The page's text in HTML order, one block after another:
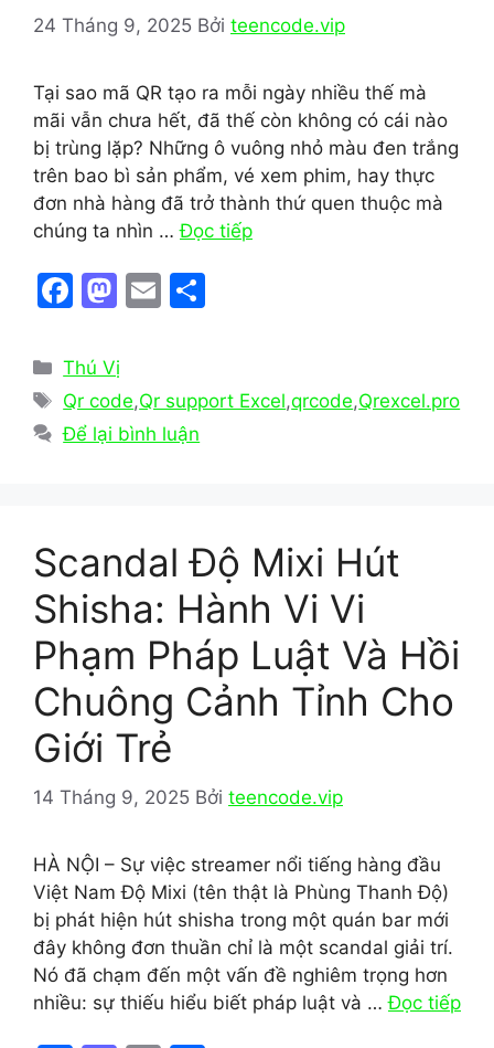
24 Tháng 9, 2025 Bởi teencode.vip
Tại sao mã QR tạo ra mỗi ngày nhiều thế mà
mãi vẫn chưa hết, đã thế còn không có cái nào
bị trùng lặp? Những ô vuông nhỏ màu đen trắng
trên bao bì sản phẩm, vé xem phim, hay thực
đơn nhà hàng đã trở thành thứ quen thuộc mà
chúng ta nhìn …Đọc tiếp
F
c
e
b
M
st
o
d
E
l
e
Danh
mục
Thú Vị
Thẻ
Qr code,Qr support Excel,qrcode,Qrexcel.pro
Để lại bình luận
Scandal Độ Mixi Hút
Shisha: Hành Vi Vi
Phạm Pháp Luật Và Hồi
Chuông Cảnh Tỉnh Cho
Giới Trẻ
14 Tháng 9, 2025 Bởi teencode.vip
HÀ NỘI – Sự việc streamer nổi tiếng hàng đầu
Việt Nam Độ Mixi (tên thật là Phùng Thanh Độ)
bị phát hiện hút shisha trong một quán bar mới
đây không đơn thuần chỉ là một scandal giải trí.
Nó đã chạm đến một vấn đề nghiêm trọng hơn
nhiều: sự thiếu hiểu biết pháp luật và …Đọc tiếp